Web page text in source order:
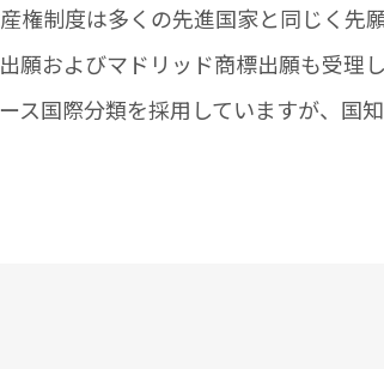
権制度は多くの先進国家と同じく先
願およびマドリッド商標出願も受理
ス国際分類を採用していますが、国